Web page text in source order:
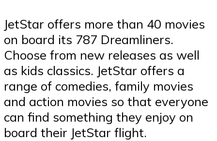
JetStar offers more than 40 movies
on board its 787 Dreamliners.
Choose from new releases as well
as kids classics. JetStar offers a
range of comedies, family movies
and action movies so that everyone
can find something they enjoy on
board their JetStar flight.